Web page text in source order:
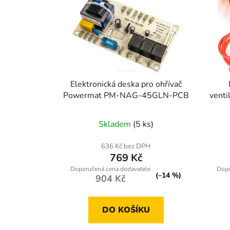
Elektronická deska pro ohřívač
Powermat PM-NAG-45GLN-PCB
Skladem (5 ks)
636 Kč bez DPH
769 Kč
904 Kč (–14 %)
DO KOŠÍKU